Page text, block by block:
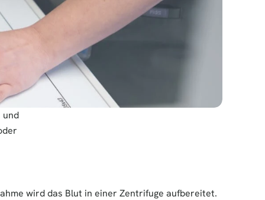
und
wird das Blut in einer Zentrifuge aufbereitet.